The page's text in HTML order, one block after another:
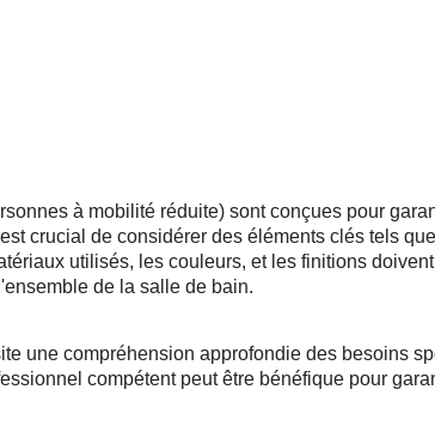
à mobilité réduite) sont conçues pour
crucial de considérer des éléments clés tels
utilisés, les couleurs, et les finitions
de la salle de bain.
une compréhension approfondie des besoins
compétent peut être bénéfique pour